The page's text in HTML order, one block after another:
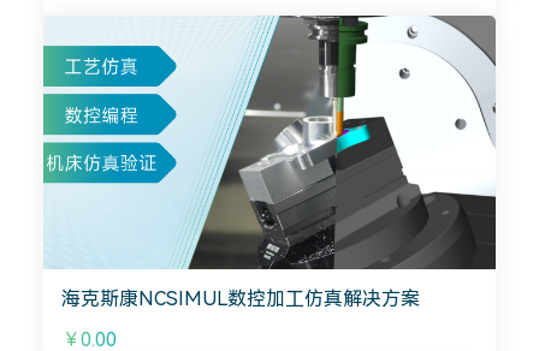
海克斯康NCSIMUL数控加工仿真解决方案
￥0.00